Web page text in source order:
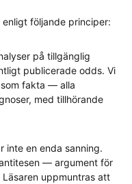
följande principer:
på tillgänglig
publicerade odds. Vi
fakta — alla
med tillhörande
inte en enda sanning.
— argument för
uppmuntras att